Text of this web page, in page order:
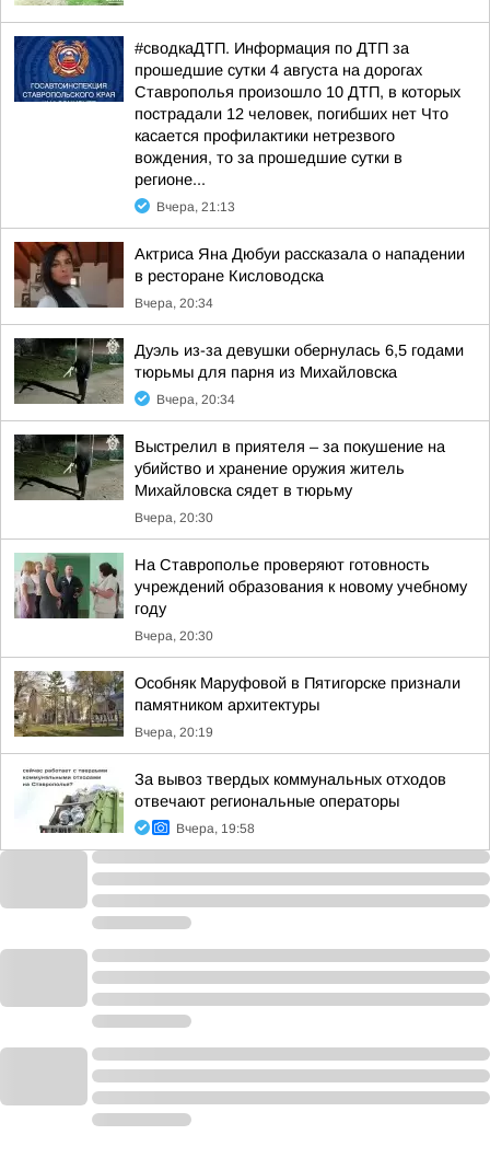
#сводкаДТП. Информация по ДТП за
прошедшие сутки 4 августа на дорогах
Ставрополья произошло 10 ДТП, в которых
пострадали 12 человек, погибших нет Что
касается профилактики нетрезвого
вождения, то за прошедшие сутки в
регионе...
Вчера, 21:13
Актриса Яна Дюбуи рассказала о нападении
в ресторане Кисловодска
Вчера, 20:34
Дуэль из-за девушки обернулась 6,5 годами
тюрьмы для парня из Михайловска
Вчера, 20:34
Выстрелил в приятеля – за покушение на
убийство и хранение оружия житель
Михайловска сядет в тюрьму
Вчера, 20:30
На Ставрополье проверяют готовность
учреждений образования к новому учебному
году
Вчера, 20:30
Особняк Маруфовой в Пятигорске признали
памятником архитектуры
Вчера, 20:19
За вывоз твердых коммунальных отходов
отвечают региональные операторы
Вчера, 19:58